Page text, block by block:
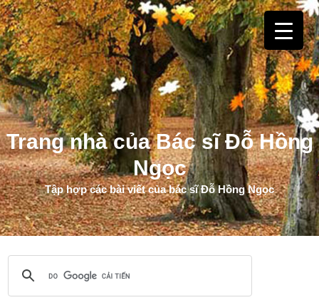
Trang nhà của Bác sĩ Đỗ Hồng
Ngọc
Tập hợp các bài viết của bác sĩ Đỗ Hồng Ngọc